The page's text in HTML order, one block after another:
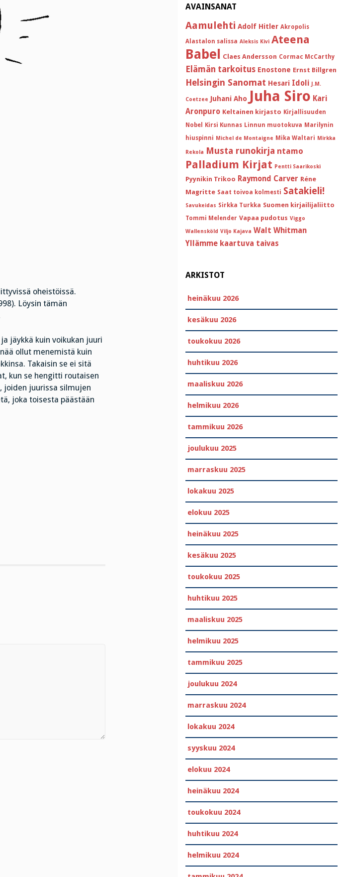
oheistöissä.
Löysin tämän
jäykkä kuin voikukan juuri
ollut menemistä kuin
Takaisin se ei sitä
kun se hengitti routaisen
joiden juurissa silmujen
joka toisesta päästään
AVAINSANAT
Aamulehti Adolf Hitler Akropolis
Alastalon salissa Aleksis Kivi Ateena
Babel Claes Andersson Cormac McCarthy
Elämän tarkoitus Enostone Ernst Billgren
Helsingin Sanomat Hesari Idoli J.M.
Coetzee Juhani Aho Juha Siro Kari
Aronpuro Keltainen kirjasto Kirjallisuuden
Nobel
Kirsi Kunnas Linnun muotokuva Marilynin
hiuspinni Michel de Montaigne Mika Waltari Mirkka
Rekola Musta runokirja ntamo
Palladium Kirjat Pentti Saarikoski
Pyynikin Trikoo Raymond Carver Réne
Magritte Saat toivoa kolmesti Satakieli!
Savukeidas Sirkka Turkka Suomen kirjailijaliitto
Tommi Melender Vapaa pudotus Viggo
Wallensköld Viljo Kajava Walt Whitman
Yllämme kaartuva taivas
ARKISTOT
heinäkuu 2026
kesäkuu 2026
toukokuu 2026
huhtikuu 2026
maaliskuu 2026
helmikuu 2026
tammikuu 2026
joulukuu 2025
marraskuu 2025
lokakuu 2025
elokuu 2025
heinäkuu 2025
kesäkuu 2025
toukokuu 2025
huhtikuu 2025
maaliskuu 2025
helmikuu 2025
tammikuu 2025
joulukuu 2024
marraskuu 2024
lokakuu 2024
syyskuu 2024
elokuu 2024
heinäkuu 2024
toukokuu 2024
huhtikuu 2024
helmikuu 2024